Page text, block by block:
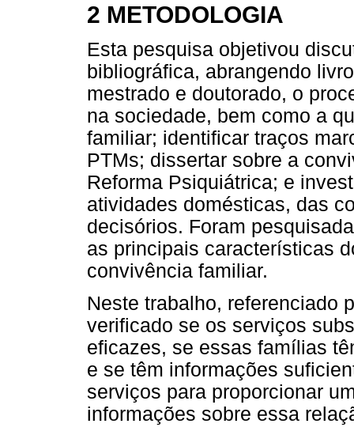
2 METODOLOGIA
Esta pesquisa objetivou
bibliográfica, abrangendo
mestrado e doutorado, o
na sociedade, bem como a
familiar; identificar traços
PTMs; dissertar sobre a
Reforma Psiquiátrica; e
atividades domésticas, das
decisórios. Foram
as principais características
convivência familiar.
Neste trabalho, referenciado
verificado se os serviços
eficazes, se essas famílias
e se têm informações
serviços para proporcionar
informações sobre essa